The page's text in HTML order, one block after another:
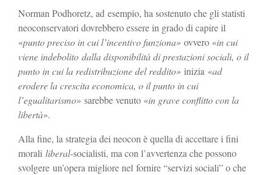
Norman Podhoretz, ad esempio, ha sostenuto che gli statisti
neoconservatori dovrebbero essere in grado di capire il
«punto preciso in cui l’incentivo funziona» ovvero «in cui
viene indebolito dalla disponibilità di prestazioni sociali, o il
punto in cui la redistribuzione del reddito» inizia «ad
erodere la crescita economica, o il punto in cui
l’egualitarismo» sarebbe venuto «in grave conflitto con la
libertà».
Alla fine, la strategia dei neocon è quella di accettare i fini
morali liberal-socialisti, ma con l’avvertenza che possono
svolgere un’opera migliore nel fornire “servizi sociali” o che